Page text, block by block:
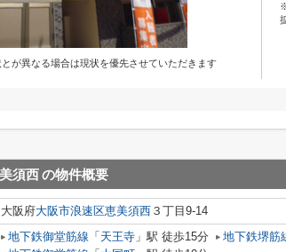
が異なる場合は現状を優先させていただきます
須西の物件概要
大阪府大阪市浪速区恵美須西 ３丁目9-14
地下鉄御堂筋線 「 天王寺 」駅 徒歩15分 地下鉄堺筋